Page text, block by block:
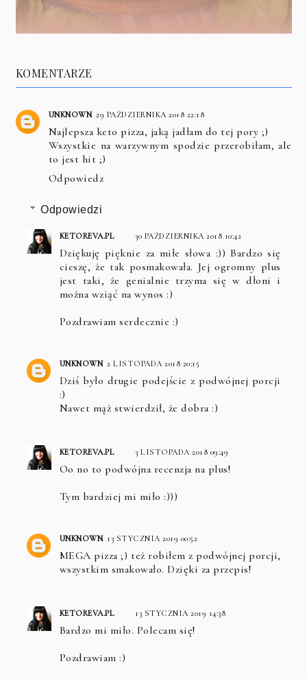
KOMENTARZE
UNKNOWN 29 PAŹDZIERNIKA 2018 22:18
Najlepsza keto pizza, jaką jadłam do tej pory ;)
Wszystkie na warzywnym spodzie przerobiłam, ale
to jest hit ;)
Odpowiedz
Odpowiedzi
KETOREVA.PL 30 PAŹDZIERNIKA 2018 10:42
Dziękuję pięknie za miłe słowa :)) Bardzo się
cieszę, że tak posmakowała. Jej ogromny plus
jest taki, że genialnie trzyma się w dłoni i
można wziąć na wynos :)
Pozdrawiam serdecznie :)
UNKNOWN 2 LISTOPADA 2018 20:15
Dziś było drugie podejście z podwójnej porcji
:)
Nawet mąż stwierdził, że dobra :)
KETOREVA.PL 3 LISTOPADA 2018 09:49
Oo no to podwójna recenzja na plus!
Tym bardziej mi miło :)))
UNKNOWN 13 STYCZNIA 2019 00:52
MEGA pizza ;) też robiłem z podwójnej porcji,
wszystkim smakowało. Dzięki za przepis!
KETOREVA.PL 13 STYCZNIA 2019 14:38
Bardzo mi miło. Polecam się!
Pozdrawiam :)